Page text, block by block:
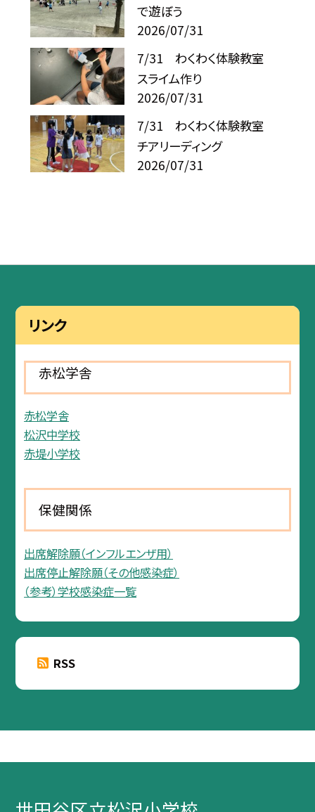
で遊ぼう
2026/07/31
7/31 わくわく体験教室
スライム作り
2026/07/31
7/31 わくわく体験教室
チアリーディング
2026/07/31
リンク
赤松学舎
赤松学舎
松沢中学校
赤堤小学校
保健関係
出席解除願（インフルエンザ用）
出席停止解除願（その他感染症）
（参考）学校感染症一覧
RSS